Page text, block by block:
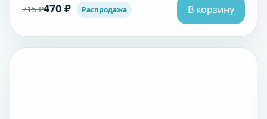
715 ₽470 ₽ Распродажа В корзину